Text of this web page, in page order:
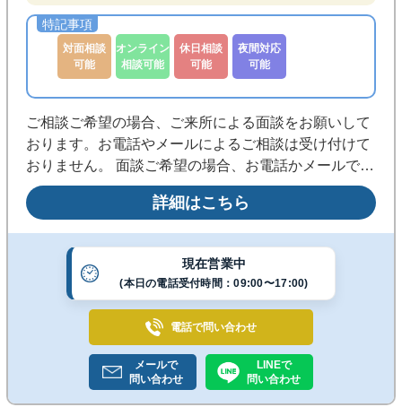
対面相談
可能
オンライン
相談可能
休日相談
可能
夜間対応
可能
ご相談ご希望の場合、ご来所による面談をお願いして
おります。お電話やメールによるご相談は受け付けて
おりません。 面談ご希望の場合、お電話かメールで事
前予約をお願いいたします。 インターネット環境をお
持ちの方であれば、Zoom等のテレビ会議システムを
用いたオンライン面談も可能です。 事前予約いただけ
れば、休日・夜間の面談も対応可能な場合がありま
詳細はこちら
現在営業中
(本日の電話受付時間：09:00〜17:00)
電話で問い合わせ
メールで
問い合わせ
LINEで
問い合わせ